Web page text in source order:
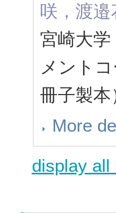
咲，渡
宮崎大
メント
冊子製
More
display all